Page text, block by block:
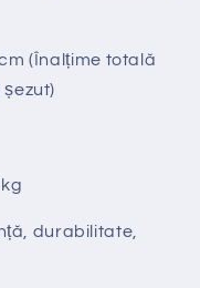
(Înalțime totală
durabilitate,